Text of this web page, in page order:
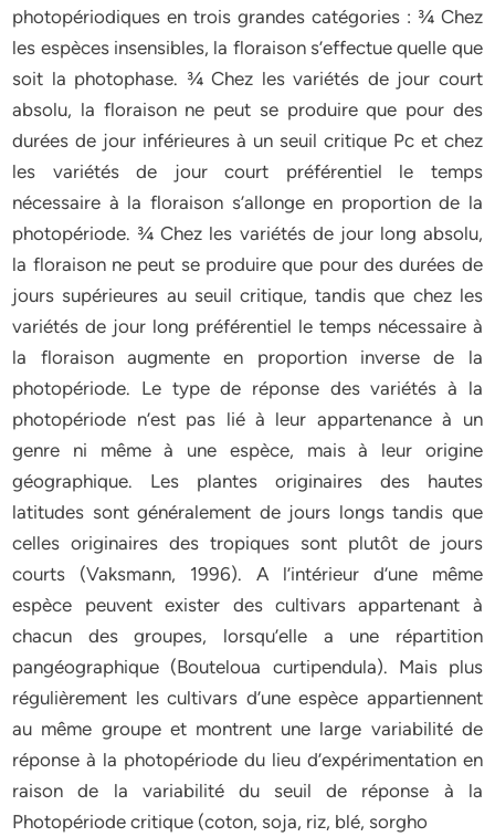
photopériodiques en trois grandes catégories : ¾ Chez
les espèces insensibles, la floraison s’effectue quelle que
soit la photophase. ¾ Chez les variétés de jour court
absolu, la floraison ne peut se produire que pour des
durées de jour inférieures à un seuil critique Pc et chez
les variétés de jour court préférentiel le temps
nécessaire à la floraison s’allonge en proportion de la
photopériode. ¾ Chez les variétés de jour long absolu,
la floraison ne peut se produire que pour des durées de
jours supérieures au seuil critique, tandis que chez les
variétés de jour long préférentiel le temps nécessaire à
la floraison augmente en proportion inverse de la
photopériode. Le type de réponse des variétés à la
photopériode n’est pas lié à leur appartenance à un
genre ni même à une espèce, mais à leur origine
géographique. Les plantes originaires des hautes
latitudes sont généralement de jours longs tandis que
celles originaires des tropiques sont plutôt de jours
courts (Vaksmann, 1996). A l’intérieur d’une même
espèce peuvent exister des cultivars appartenant à
chacun des groupes, lorsqu’elle a une répartition
pangéographique (Bouteloua curtipendula). Mais plus
régulièrement les cultivars d’une espèce appartiennent
au même groupe et montrent une large variabilité de
réponse à la photopériode du lieu d’expérimentation en
raison de la variabilité du seuil de réponse à la
Photopériode critique (coton, soja, riz, blé, sorgho